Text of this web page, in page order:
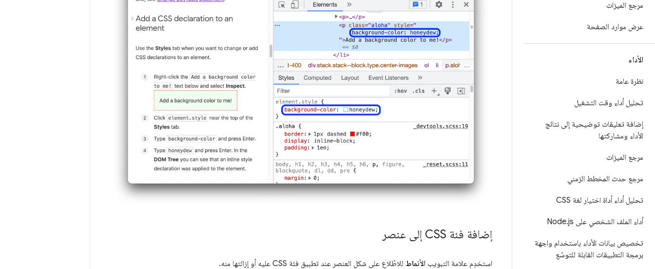
مرجع الميزات
عرض موارد الصفحة
الأداء
نظرة عامة
تحليل أداء وقت التشغيل
إضافة تعليقات توضيحية إلى نتائج
الأداء ومشاركتها
مرجع الميزات
مرجع حدث المخطط الزمني
تحليل أداء أداة اختيار لغة CSS
أداء الملف الشخصي على Node .js
تخصيص بيانات الأداء باستخدام واجهة
برمجة التطبيقات القابلة للتوسّع
إضافة فئة CSS إلى عنصر
استخدِم علامة التبويب الأنماط للاطّلاع على شكل العنصر عند تطبيق فئة CSS عليه أو إزالتها منه.